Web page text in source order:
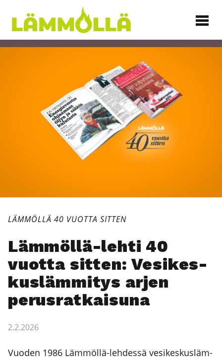
sisältöön
Lämmöllä
LÄMMÖLLÄ 40 VUOTTA SITTEN
Läm­möl­lä-leh­ti 40
vuot­ta sit­ten: Vesi­kes­
kus­läm­mi­tys arjen
perus­rat­kai­su­na
2.2.2026
Vuo­den 1986 Läm­möl­lä-leh­des­sä vesi­kes­kus­läm­